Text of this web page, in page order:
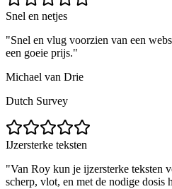
Snel en netjes
"Snel en vlug voorzien van een
een goeie prijs."
Michael van Drie
Dutch Survey
IJzersterke teksten
"Van Roy kun je ijzersterke teksten
scherp, vlot, en met de nodige dosis